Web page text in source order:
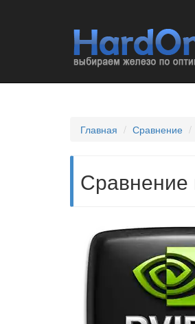
Главная Сравнение
Сравнение